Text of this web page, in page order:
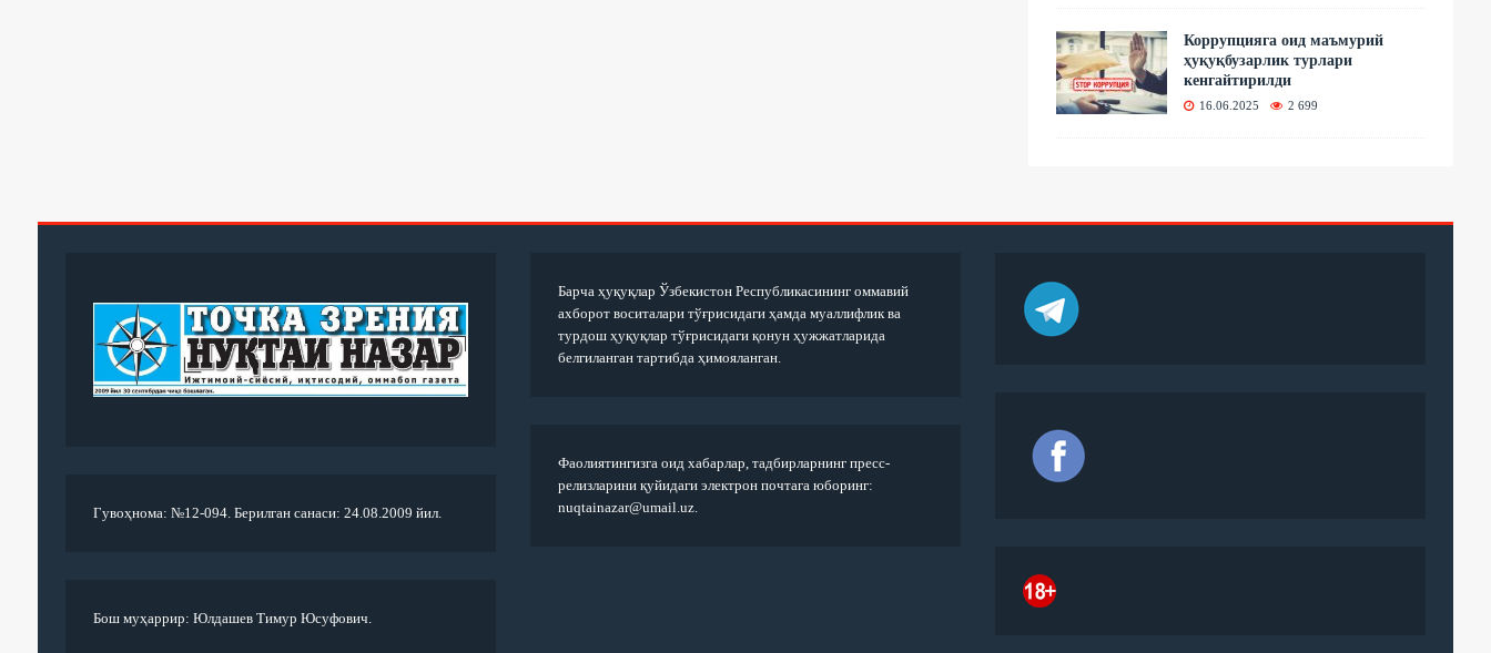
Коррупцияга оид маъмурий
ҳуқуқбузарлик турлари
кенгайтирилди
16.06.2025 2 699
Гувоҳнома: №12-094. Берилган санаси: 24.08.2009 йил.
Бош муҳаррир: Юлдашев Тимур Юсуфович.
Барча ҳуқуқлар Ўзбекистон Республикасининг оммавий
ахборот воситалари тўғрисидаги ҳамда муаллифлик ва
турдош ҳуқуқлар тўғрисидаги қонун ҳужжатларида
белгиланган тартибда ҳимояланган.
Фаолиятингизга оид хабарлар, тадбирларнинг пресс-
релизларини қуйидаги электрон почтага юборинг:
nuqtainazar@umail.uz.